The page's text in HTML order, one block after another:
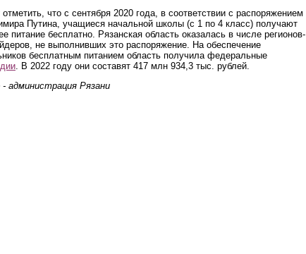
отметить, что с сентября 2020 года, в соответствии с распоряжением
Путина, учащиеся начальной школы (с 1 по 4 класс) получают
питание бесплатно. Рязанская область оказалась в числе регионов-
не выполнивших это распоряжение. На обеспечение
бесплатным питанием область получила федеральные
. В 2022 году они составят 417 млн 934,3 тыс. рублей.
администрация Рязани